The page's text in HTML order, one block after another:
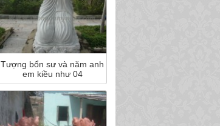
Tượng bổn sư và năm anh
em kiều như 04